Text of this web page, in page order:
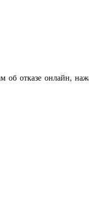
об отказе онлайн,